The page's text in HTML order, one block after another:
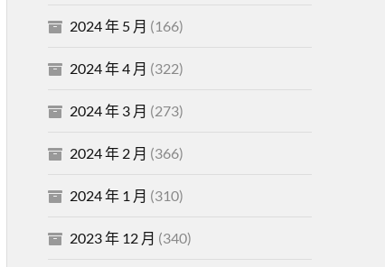
2024 年 5 月 (166)
2024 年 4 月 (322)
2024 年 3 月 (273)
2024 年 2 月 (366)
2024 年 1 月 (310)
2023 年 12 月 (340)